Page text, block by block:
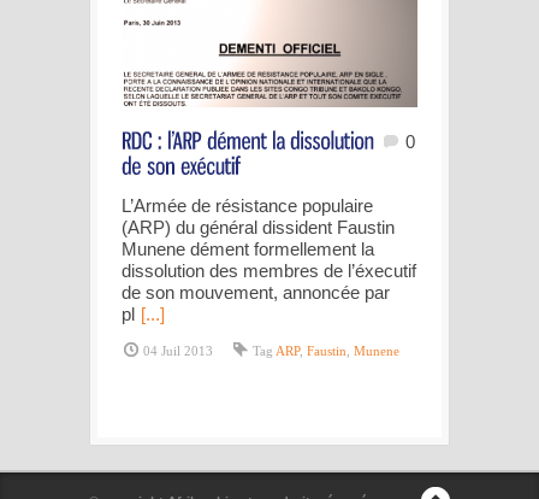
0
L’Armée de résistance populaire
(ARP) du général dissident Faustin
Munene dément formellement la
dissolution des membres de l’éxecutif
de son mouvement, annoncée par
pl [...]
04 Juil 2013 Tag ARP, Faustin Munene